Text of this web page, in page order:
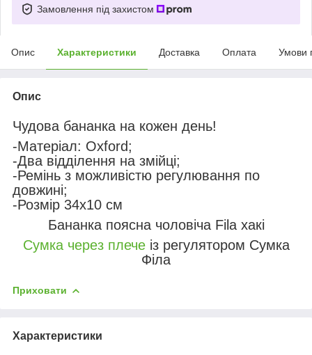
Замовлення під захистом
Опис Характеристики Доставка Оплата Умови
Опис
Чудова бананка на кожен день!
-Матеріал: Oxford;
-Два відділення на змійці;
-Ремінь з можливістю регулювання по
довжині;
-Розмір 34х10 см
Бананка поясна чоловіча Fila хакі
Сумка через плечеіз регулятором Сумка
Філа
Приховати
Характеристики